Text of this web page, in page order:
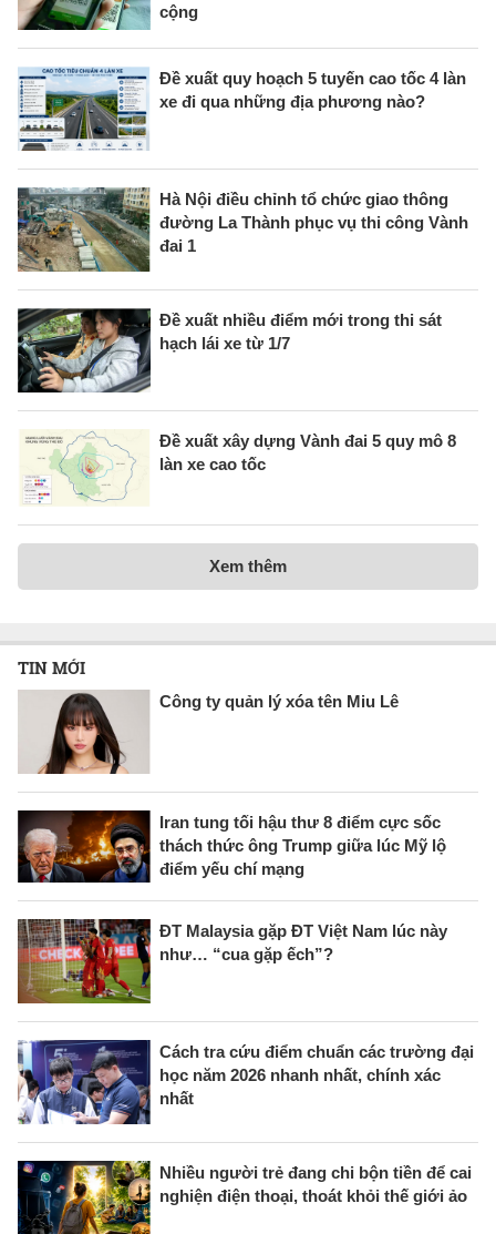
cộng
Đề xuất quy hoạch 5 tuyến cao tốc 4 làn
xe đi qua những địa phương nào?
Hà Nội điều chỉnh tổ chức giao thông
đường La Thành phục vụ thi công Vành
đai 1
Đề xuất nhiều điểm mới trong thi sát
hạch lái xe từ 1/7
Đề xuất xây dựng Vành đai 5 quy mô 8
làn xe cao tốc
Xem thêm
TIN MỚI
Công ty quản lý xóa tên Miu Lê
Iran tung tối hậu thư 8 điểm cực sốc
thách thức ông Trump giữa lúc Mỹ lộ
điểm yếu chí mạng
ĐT Malaysia gặp ĐT Việt Nam lúc này
như… “cua gặp ếch”?
Cách tra cứu điểm chuẩn các trường đại
học năm 2026 nhanh nhất, chính xác
nhất
Nhiều người trẻ đang chi bộn tiền để cai
nghiện điện thoại, thoát khỏi thế giới ảo